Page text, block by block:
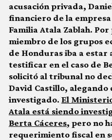
acusación privada,
financiero de la
Familia Atala Zablah.
miembro de los grupos
de Honduras iba a estar
testificar en el caso de
solicitó al tribunal no
David Castillo, alegando
investigado. El
Atala está siendo
Berta Cáceres, pero no
requerimiento fiscal en